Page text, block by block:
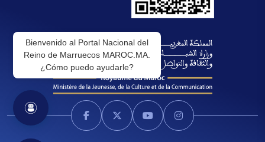
Bienvenido al Portal Nacional del
Reino de Marruecos MAROC.MA.
¿Cómo puedo ayudarle?